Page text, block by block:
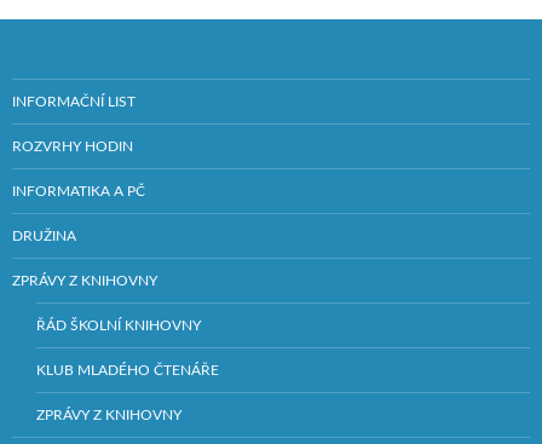
INFORMAČNÍ LIST
ROZVRHY HODIN
INFORMATIKA A PČ
DRUŽINA
ZPRÁVY Z KNIHOVNY
ŘÁD ŠKOLNÍ KNIHOVNY
KLUB MLADÉHO ČTENÁŘE
ZPRÁVY Z KNIHOVNY